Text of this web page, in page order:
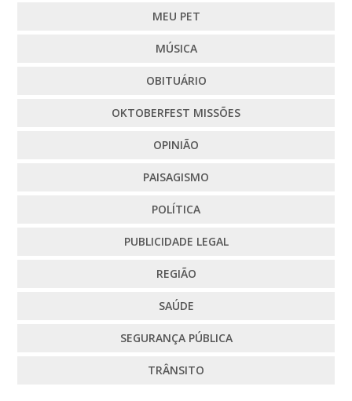
MEU PET
MÚSICA
OBITUÁRIO
OKTOBERFEST MISSÕES
OPINIÃO
PAISAGISMO
POLÍTICA
PUBLICIDADE LEGAL
REGIÃO
SAÚDE
SEGURANÇA PÚBLICA
TRÂNSITO